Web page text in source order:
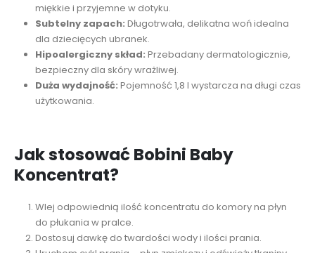
miękkie i przyjemne w dotyku.
Subtelny zapach: Długotrwała, delikatna woń idealna
dla dziecięcych ubranek.
Hipoalergiczny skład: Przebadany dermatologicznie,
bezpieczny dla skóry wrażliwej.
Duża wydajność: Pojemność 1,8 l wystarcza na długi czas
użytkowania.
Jak stosować Bobini Baby
Koncentrat?
Wlej odpowiednią ilość koncentratu do komory na płyn
do płukania w pralce.
Dostosuj dawkę do twardości wody i ilości prania.